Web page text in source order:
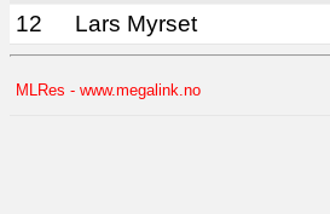
12
Lars Myrset
MLRes - www.megalink.no